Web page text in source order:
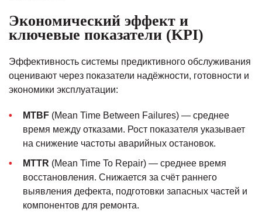
Экономический эффект и
ключевые показатели (KPI)
Эффективность системы предиктивного обслуживания
оценивают через показатели надёжности, готовности и
экономики эксплуатации:
MTBF (Mean Time Between Failures) — среднее
время между отказами. Рост показателя указывает
на снижение частоты аварийных остановок.
MTTR (Mean Time To Repair) — среднее время
восстановления. Снижается за счёт раннего
выявления дефекта, подготовки запасных частей и
компонентов для ремонта.